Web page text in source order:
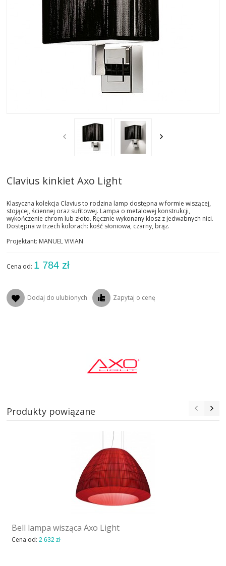
AKTUALNOSCI
STREFA-PROJEKTANTA
Clavius kinkiet Axo Light
Klasyczna kolekcja Clavius to rodzina lamp dostępna w formie wiszącej,
stojącej, ściennej oraz sufitowej. Lampa o metalowej konstrukcji,
wykończenie chrom lub złoto. Ręcznie wykonany klosz z jedwabnych nici.
Dostępna w trzech kolorach: kość słoniowa, czarny, brąz.
Projektant: MANUEL VIVIAN
Cena od: 1 784 zł
Dodaj do ulubionych Zapytaj o cenę
Produkty powiązane
Bell lampa wisząca Axo Light
Cena od:2 632 zł